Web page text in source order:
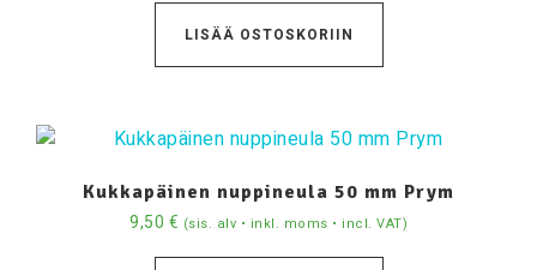
LISÄÄ OSTOSKORIIN
Kukkapäinen nuppineula 50 mm Prym
9,50 € (sis. alv • inkl. moms • incl. VAT)